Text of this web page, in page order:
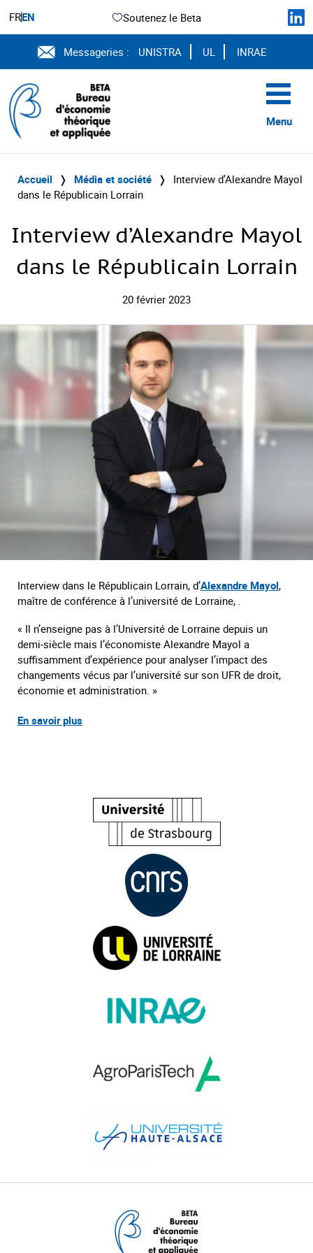
FREN Soutenez le Beta
Messageries : UNISTRA UL INRAE
Menu
Accueil ❭ Média et société ❭
Interview d’Alexandre Mayol
dans le Républicain Lorrain
Interview d’Alexandre Mayol
dans le Républicain Lorrain
20 février 2023
Interview dans le Républicain Lorrain, d’Alexandre Mayol,
maître de conférence à l’université de Lorraine, .
« Il n’enseigne pas à l’Université de Lorraine depuis un
demi-siècle mais l’économiste Alexandre Mayol a
suffisamment d’expérience pour analyser l’impact des
changements vécus par l’université sur son UFR de droit,
économie et administration. »
En savoir plus